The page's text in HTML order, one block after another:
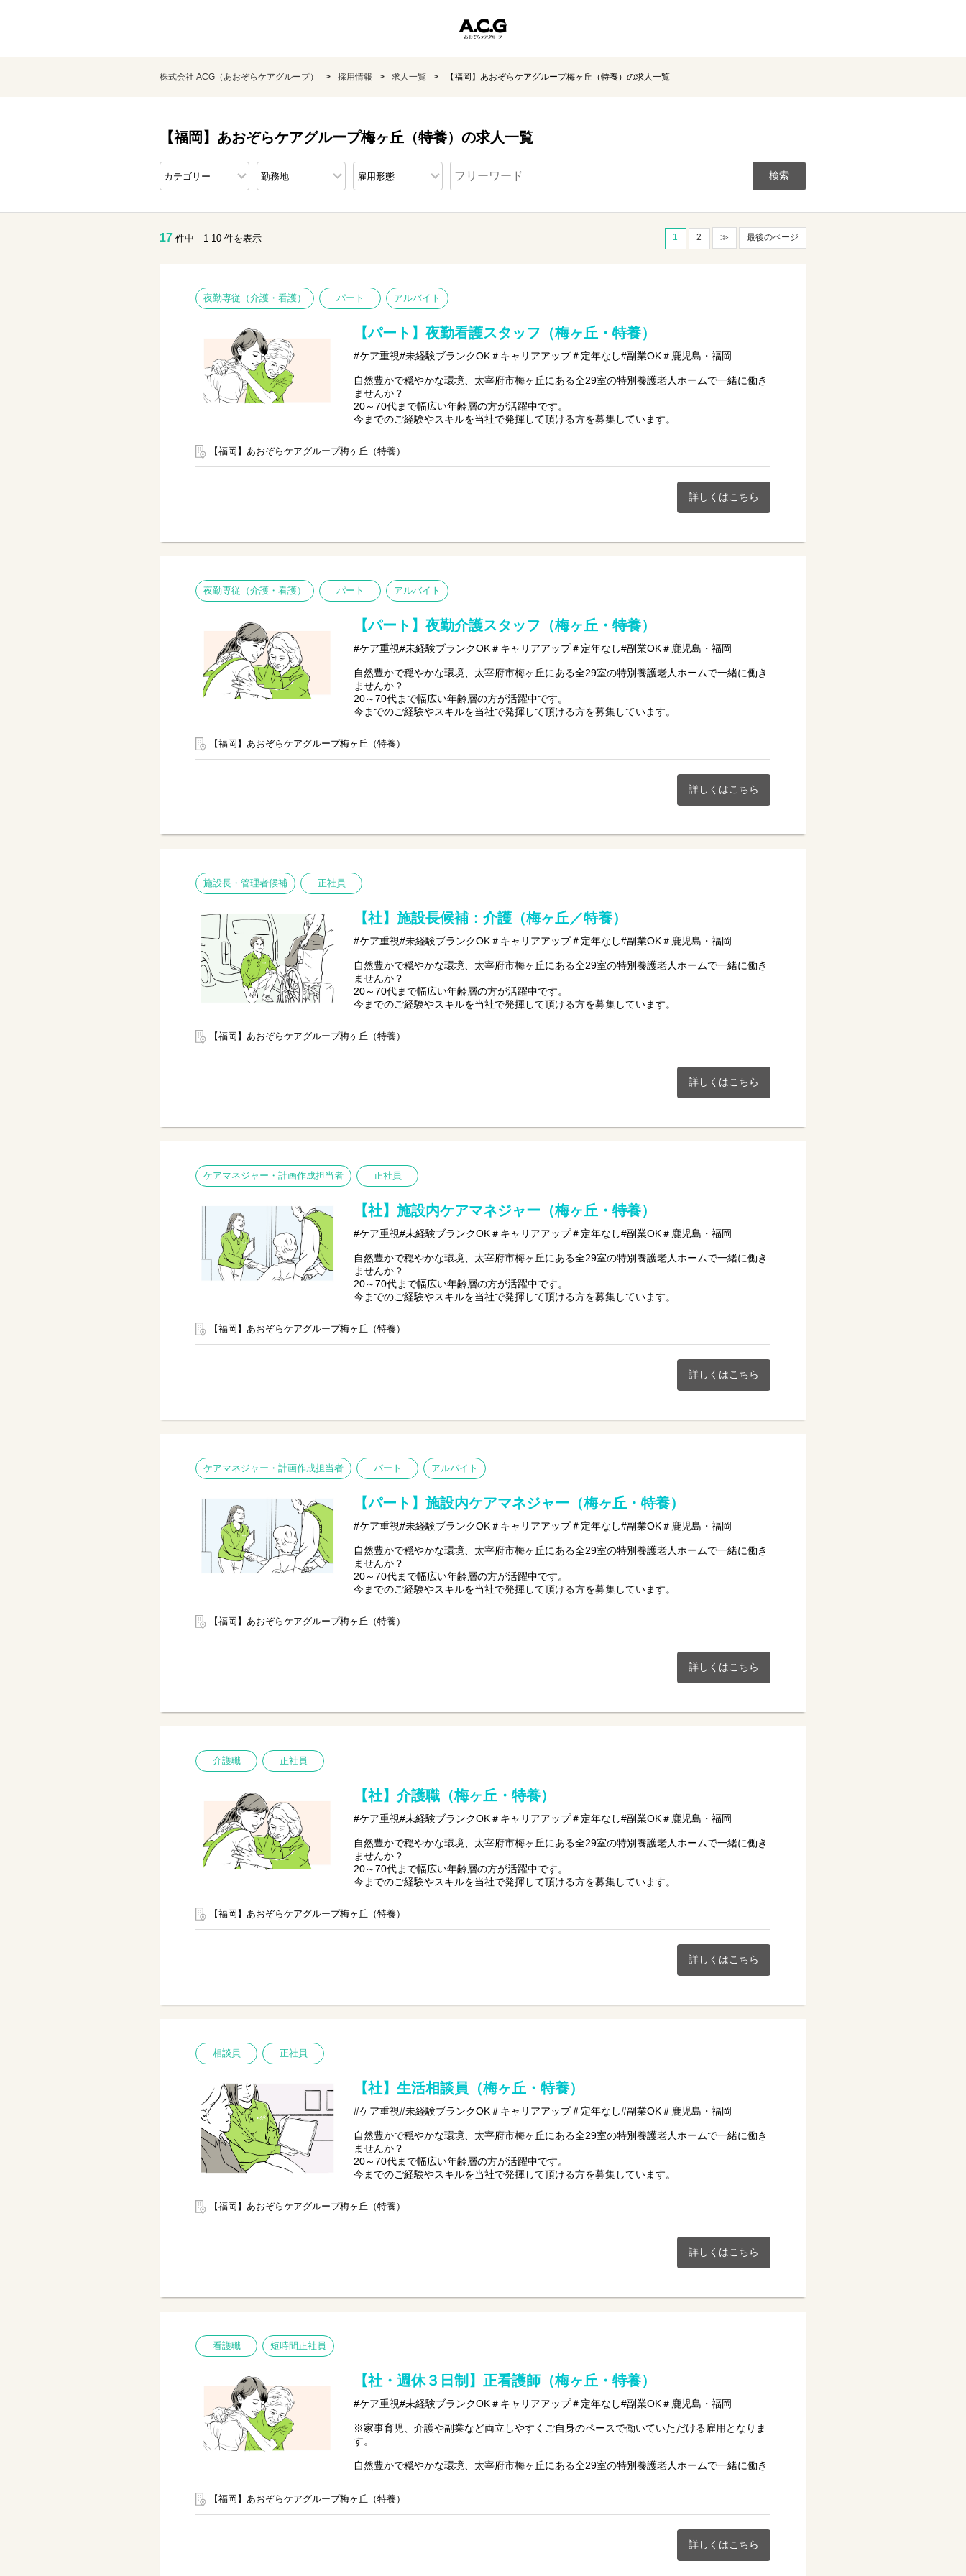
株式会社 ACG（あおぞらケアグループ） 採用情報 求人一覧 【福岡】あおぞらケアグループ梅ヶ丘（特養）の求人一覧
【福岡】あおぞらケアグループ梅ヶ丘（特養）の求人一覧
17 件中 1-10 件を表示 1 2 ≫ 最後のページ
夜勤専従（介護・看護） パート アルバイト
【パート】夜勤看護スタッフ（梅ヶ丘・特養）
#ケア重視#未経験ブランクOK＃キャリアアップ＃定年なし#副業OK＃鹿児島・福岡
自然豊かで穏やかな環境、太宰府市梅ヶ丘にある全29室の特別養護老人ホームで一緒に働き
ませんか？
20～70代まで幅広い年齢層の方が活躍中です。
今までのご経験やスキルを当社で発揮して頂ける方を募集しています。
【仕事内容】介護及び看護業務全般
〇定期巡回
〇食事、排泄介助など介護サービス
【福岡】あおぞらケアグループ梅ヶ丘（特養）
詳しくはこちら
夜勤専従（介護・看護） パート アルバイト
【パート】夜勤介護スタッフ（梅ヶ丘・特養）
#ケア重視#未経験ブランクOK＃キャリアアップ＃定年なし#副業OK＃鹿児島・福岡
自然豊かで穏やかな環境、太宰府市梅ヶ丘にある全29室の特別養護老人ホームで一緒に働き
ませんか？
20～70代まで幅広い年齢層の方が活躍中です。
今までのご経験やスキルを当社で発揮して頂ける方を募集しています。
#ケア重視#無資格未経験ブランクOK＃キャリアアップ＃定年なし#副業OK＃鹿児島・福岡
【仕事内容】介護業務全般
【福岡】あおぞらケアグループ梅ヶ丘（特養）
詳しくはこちら
施設長・管理者候補 正社員
【社】施設長候補：介護（梅ヶ丘／特養）
#ケア重視#未経験ブランクOK＃キャリアアップ＃定年なし#副業OK＃鹿児島・福岡
自然豊かで穏やかな環境、太宰府市梅ヶ丘にある全29室の特別養護老人ホームで一緒に働き
ませんか？
20～70代まで幅広い年齢層の方が活躍中です。
今までのご経験やスキルを当社で発揮して頂ける方を募集しています。
【仕事内容】施設全体のマネジメント業務
管理職としてサービス品質を維持・向上しながら、チームで施設づくりを行っていただきま
す。
【福岡】あおぞらケアグループ梅ヶ丘（特養）
詳しくはこちら
ケアマネジャー・計画作成担当者 正社員
【社】施設内ケアマネジャー（梅ヶ丘・特養）
#ケア重視#未経験ブランクOK＃キャリアアップ＃定年なし#副業OK＃鹿児島・福岡
自然豊かで穏やかな環境、太宰府市梅ヶ丘にある全29室の特別養護老人ホームで一緒に働き
ませんか？
20～70代まで幅広い年齢層の方が活躍中です。
今までのご経験やスキルを当社で発揮して頂ける方を募集しています。
【仕事内容】ケアマネジメント業務全般
●ご利用者様やご家族様からの相談窓口
●ケアプランの作成・ご利用者様宅への訪問
【福岡】あおぞらケアグループ梅ヶ丘（特養）
詳しくはこちら
ケアマネジャー・計画作成担当者 パート アルバイト
【パート】施設内ケアマネジャー（梅ヶ丘・特養）
#ケア重視#未経験ブランクOK＃キャリアアップ＃定年なし#副業OK＃鹿児島・福岡
自然豊かで穏やかな環境、太宰府市梅ヶ丘にある全29室の特別養護老人ホームで一緒に働き
ませんか？
20～70代まで幅広い年齢層の方が活躍中です。
今までのご経験やスキルを当社で発揮して頂ける方を募集しています。
【仕事内容】ケアマネジメント業務全般
●ご利用者様やご家族様からの相談窓口
●ケアプランの作成・ご利用者様宅への訪問
【福岡】あおぞらケアグループ梅ヶ丘（特養）
詳しくはこちら
介護職 正社員
【社】介護職（梅ヶ丘・特養）
#ケア重視#未経験ブランクOK＃キャリアアップ＃定年なし#副業OK＃鹿児島・福岡
自然豊かで穏やかな環境、太宰府市梅ヶ丘にある全29室の特別養護老人ホームで一緒に働き
ませんか？
20～70代まで幅広い年齢層の方が活躍中です。
今までのご経験やスキルを当社で発揮して頂ける方を募集しています。
【仕事内容】介護業務全般
〇食事、入浴、排泄介助など介護サービス
〇日常生活補助
【福岡】あおぞらケアグループ梅ヶ丘（特養）
詳しくはこちら
相談員 正社員
【社】生活相談員（梅ヶ丘・特養）
#ケア重視#未経験ブランクOK＃キャリアアップ＃定年なし#副業OK＃鹿児島・福岡
自然豊かで穏やかな環境、太宰府市梅ヶ丘にある全29室の特別養護老人ホームで一緒に働き
ませんか？
20～70代まで幅広い年齢層の方が活躍中です。
今までのご経験やスキルを当社で発揮して頂ける方を募集しています。
【仕事内容】相談業務全般 ※夜勤は希望者のみ
〇利用者様や家族様の相談窓口
〇入所退所手続
【福岡】あおぞらケアグループ梅ヶ丘（特養）
詳しくはこちら
看護職 短時間正社員
【社・週休３日制】正看護師（梅ヶ丘・特養）
#ケア重視#未経験ブランクOK＃キャリアアップ＃定年なし#副業OK＃鹿児島・福岡
※家事育児、介護や副業など両立しやすくご自身のペースで働いていただける雇用となりま
す。
自然豊かで穏やかな環境、太宰府市梅ヶ丘にある全29室の特別養護老人ホームで一緒に働き
20～70代まで幅広い年齢層の方が活躍中です。
今までのご経験やスキルを当社で発揮して頂ける方を募集しています。
【福岡】あおぞらケアグループ梅ヶ丘（特養）
詳しくはこちら